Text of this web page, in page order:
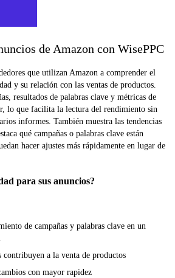
de Amazon con WisePPC
que utilizan Amazon a comprender el
y su relación con las ventas de productos.
resultados de palabras clave y métricas de
lo que facilita la lectura del rendimiento sin
informes. También muestra las tendencias
qué campañas o palabras clave están
hacer ajustes más rápidamente en lugar de
para sus anuncios?
de campañas y palabras clave en un
contribuyen a la venta de productos
con mayor rapidez